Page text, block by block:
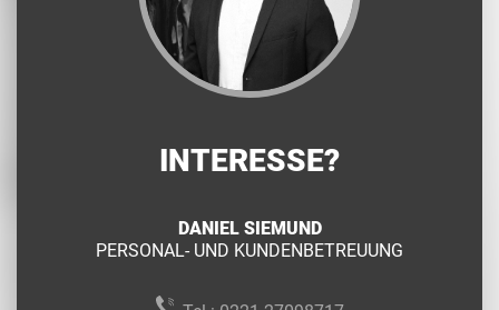
INTERESSE?
DANIEL SIEMUND
PERSONAL- UND KUNDENBETREUUNG